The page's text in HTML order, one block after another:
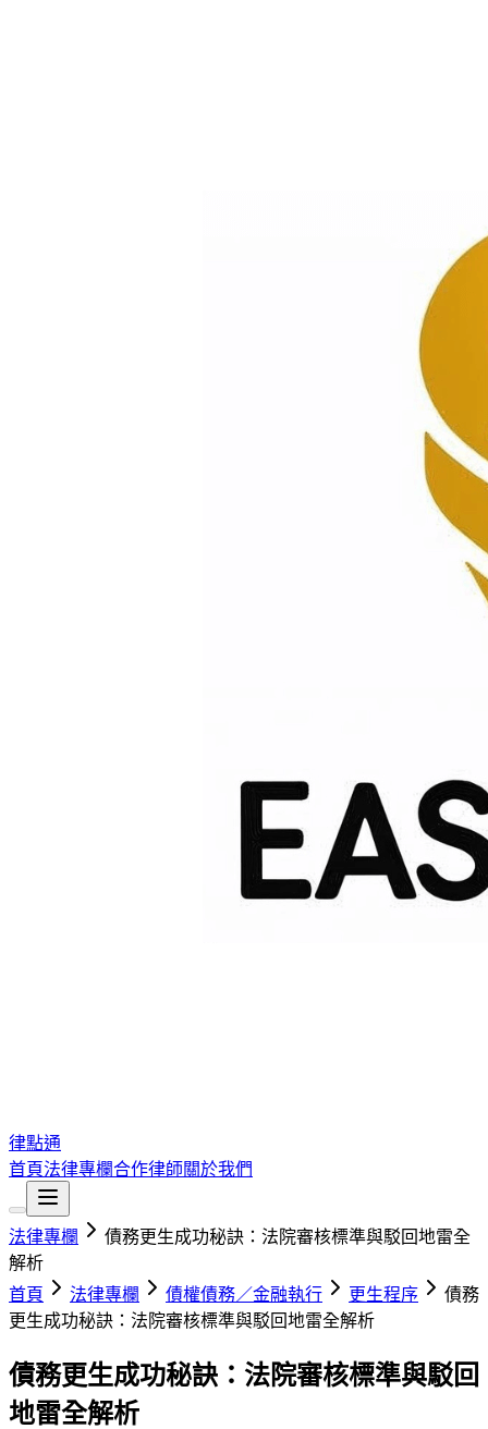
律點通
首頁法律專欄合作律師關於我們
法律專欄
債務更生成功秘訣：法院審核標準與駁回地雷全
解析
首頁
法律專欄 債權債務／金融執行 更生程序
債務
更生成功秘訣：法院審核標準與駁回地雷全解析
債務更生成功秘訣：法院審核標準與駁回
地雷全解析